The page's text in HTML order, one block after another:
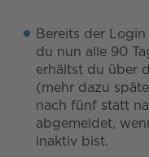
Bereits der
du nun alle 90
erhältst du über
(mehr dazu
nach fünf statt
abgemeldet,
inaktiv bist.